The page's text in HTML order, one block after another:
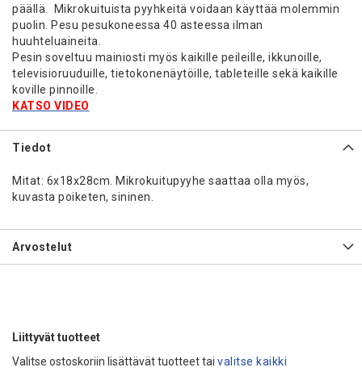
päällä. Mikrokuituista pyyhkeitä voidaan käyttää molemmin
puolin. Pesu pesukoneessa 40 asteessa ilman
huuhteluaineita.
Pesin soveltuu mainiosti myös kaikille peileille, ikkunoille,
televisioruuduille, tietokonenäytöille, tableteille sekä kaikille
koville pinnoille.
KATSO VIDEO
Tiedot
Mitat: 6x18x28cm. Mikrokuitupyyhe saattaa olla myös,
kuvasta poiketen, sininen.
Arvostelut
Liittyvät tuotteet
Valitse ostoskoriin lisättävät tuotteet tai valitse kaikki